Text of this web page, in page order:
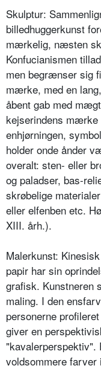
Skulptur:
billedhuggerkunst
mærkelig, næsten
Konfucianismen
men begrænser sig
mærke, med en
åbent gab med
kejserindens mærke
enhjørningen,
holder onde ånder
overalt: sten- eller
og paladser, bas-
skrøbelige
eller elfenben etc.
XIII. årh.).
Malerkunst:
papir har sin
grafisk. Kunstneren
maling. I den
personerne
giver en
voldsommere farver